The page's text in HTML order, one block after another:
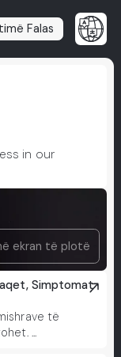
Falas
in our
ekran të plotë
Simptomat
të
...